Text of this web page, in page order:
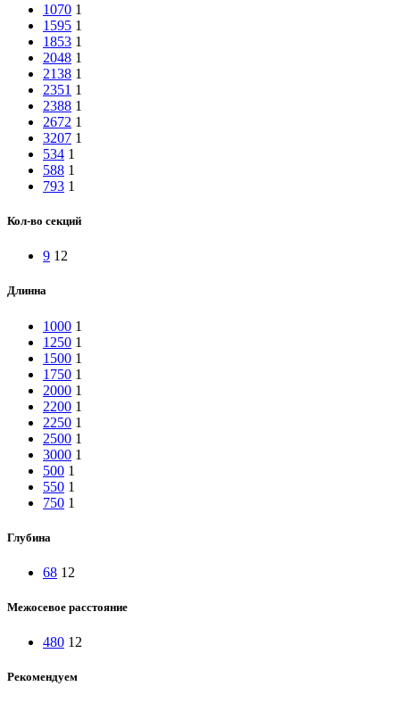
1070 1
1595 1
1853 1
2048 1
2138 1
2351 1
2388 1
2672 1
3207 1
534 1
588 1
793 1
Кол-во секций
9 12
Длинна
1000 1
1250 1
1500 1
1750 1
2000 1
2200 1
2250 1
2500 1
3000 1
500 1
550 1
750 1
Глубина
68 12
Межосевое расстояние
480 12
Рекомендуем